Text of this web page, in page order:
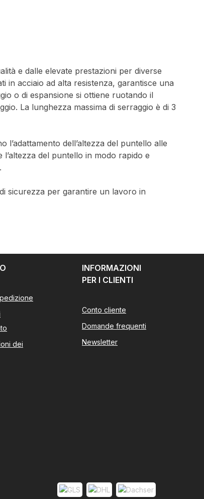
e dalle elevate prestazioni per diverse
in acciaio ad alta resistenza, garantisce una
o di espansione si ottiene ruotando il
La lunghezza massima di serraggio è di 3
dell’altezza del puntello alle
del puntello in modo rapido e
sicurezza per garantire un lavoro in
dei
INFORMAZIONI
PER I CLIENTI
Conto cliente
Domande frequenti
Newsletter